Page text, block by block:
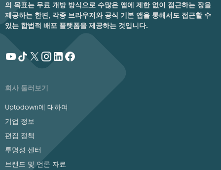
의 목표는 무료 개방 방식으로 수많은 앱에 제한 없이 접근하는 장을
제공하는 한편, 각종 브라우저와 공식 기본 앱을 통해서도 접근할 수
있는 합법적 배포 플랫폼을 제공하는 것입니다.
회사 둘러보기
Uptodown에 대하여
기업 정보
편집 정책
투명성 센터
브랜드 및 언론 자료